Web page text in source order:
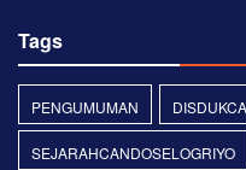
Tags
PENGUMUMAN
SEJARAHCANDOSELOGRIYO